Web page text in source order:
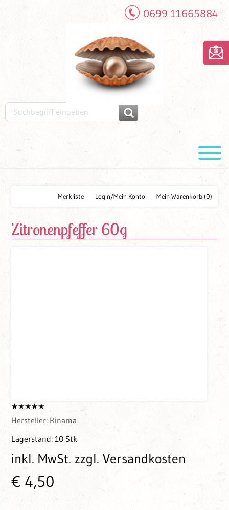
0699 11665884
Mein Warenkorb (0)
Login/Mein Konto
Merkliste
Zitronenpfeffer 60g
Hersteller: Rinama
Lagerstand:10 Stk
inkl. MwSt. zzgl. Versandkosten
€ 4,50